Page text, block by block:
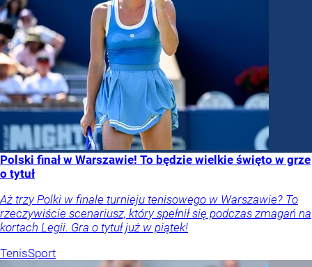
Polski finał w Warszawie! To będzie wielkie święto w grze
o tytuł
Aż trzy Polki w finale turnieju tenisowego w Warszawie? To
rzeczywiście scenariusz, który spełnił się podczas zmagań na
kortach Legii. Gra o tytuł już w piątek!
TenisSport